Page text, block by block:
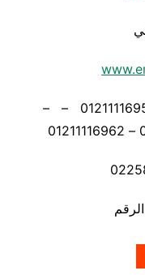
موبايل: 01211116954 – – 01211116956 – –